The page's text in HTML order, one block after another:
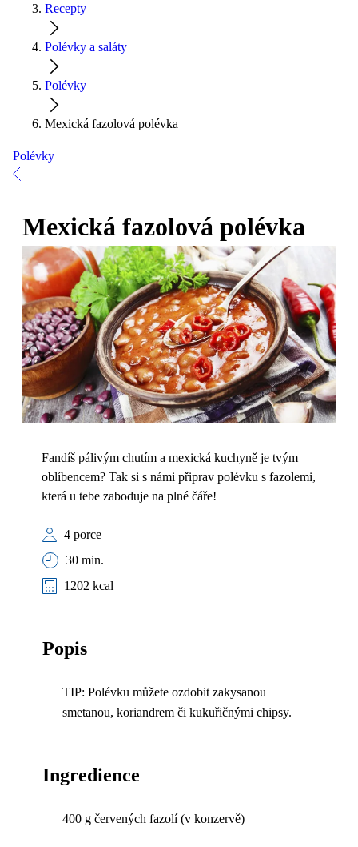
Recepty
Polévky a saláty
Polévky
Mexická fazolová polévka
Polévky
Mexická fazolová polévka
Fandíš pálivým chutím a mexická kuchyně je tvým
oblíbencem? Tak si s námi připrav polévku s fazolemi,
která u tebe zaboduje na plné čáře!
4 porce
30 min.
1202 kcal
Popis
TIP: Polévku můžete ozdobit zakysanou
smetanou, koriandrem či kukuřičnými chipsy.
Ingredience
400 g červených fazolí (v konzervě)